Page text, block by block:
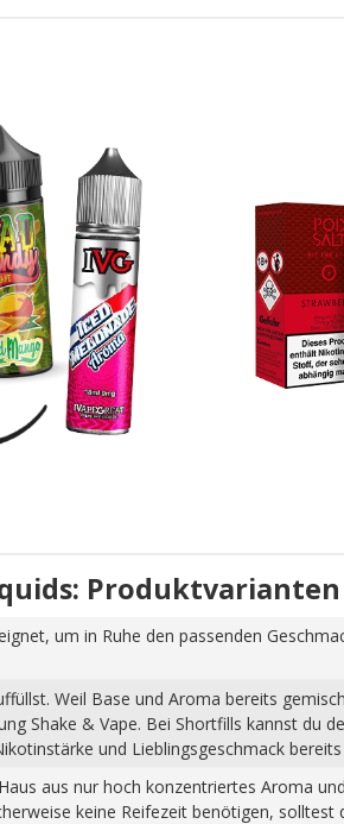
um in Ruhe den passenden
Weil Base und Aroma bereits
Shake & Vape. Bei Shortfills kannst du
und Lieblingsgeschmack
aus nur hoch konzentriertes Aroma
keine Reifezeit benötigen,